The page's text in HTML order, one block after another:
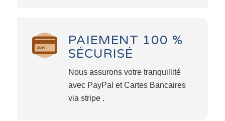
PAIEMENT 100 %
SÉCURISÉ
Nous assurons votre tranquillité
avec PayPal et Cartes Bancaires
via stripe .